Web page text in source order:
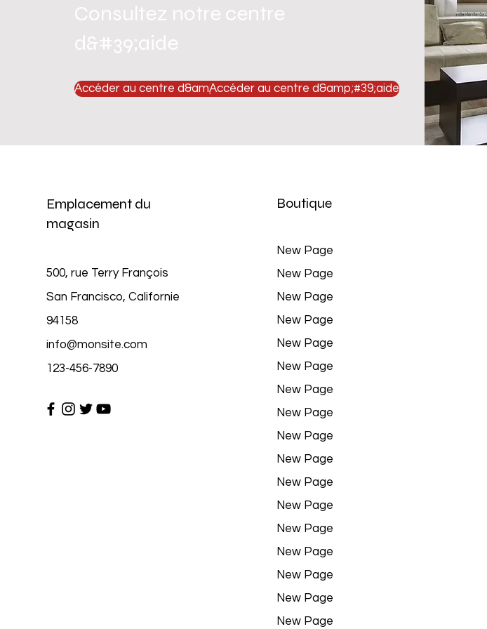
Consultez notre centre
d&#39;aide
Accéder au centre d&amp;#39;aideAccéder au centre d&amp;#39;aide
Emplacement du
magasin
500, rue Terry François
San Francisco, Californie
94158
info@monsite.com
123-456-7890
Boutique
New Page
New Page
New Page
New Page
New Page
New Page
New Page
New Page
New Page
New Page
New Page
New Page
New Page
New Page
New Page
New Page
New Page